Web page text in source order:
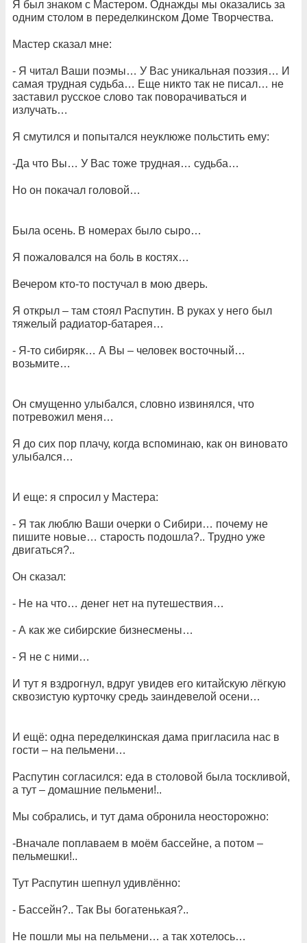
Я был знаком с Мастером. Однажды мы оказались за
одним столом в переделкинском Доме Творчества.
Мастер сказал мне:
- Я читал Ваши поэмы… У Вас уникальная поэзия… И
самая трудная судьба… Еще никто так не писал… не
заставил русское слово так поворачиваться и
излучать…
Я смутился и попытался неуклюже польстить ему:
-Да что Вы… У Вас тоже трудная… судьба…
Но он покачал головой…
Была осень. В номерах было сыро…
Я пожаловался на боль в костях…
Вечером кто-то постучал в мою дверь.
Я открыл – там стоял Распутин. В руках у него был
тяжелый радиатор-батарея…
- Я-то сибиряк… А Вы – человек восточный…
возьмите…
Он смущенно улыбался, словно извинялся, что
потревожил меня…
Я до сих пор плачу, когда вспоминаю, как он виновато
улыбался…
И еще: я спросил у Мастера:
- Я так люблю Ваши очерки о Сибири… почему не
пишите новые… старость подошла?.. Трудно уже
двигаться?..
Он сказал:
- Не на что… денег нет на путешествия…
- А как же сибирские бизнесмены…
- Я не с ними…
И тут я вздрогнул, вдруг увидев его китайскую лёгкую
сквозистую курточку средь заиндевелой осени…
И ещё: одна переделкинская дама пригласила нас в
гости – на пельмени…
Распутин согласился: еда в столовой была тоскливой,
а тут – домашние пельмени!..
Мы собрались, и тут дама обронила неосторожно:
-Вначале поплаваем в моём бассейне, а потом –
пельмешки!..
Тут Распутин шепнул удивлённо:
- Бассейн?.. Так Вы богатенькая?..
Не пошли мы на пельмени… а так хотелось…